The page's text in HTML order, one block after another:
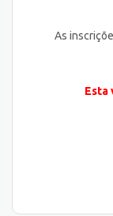
As
Esta